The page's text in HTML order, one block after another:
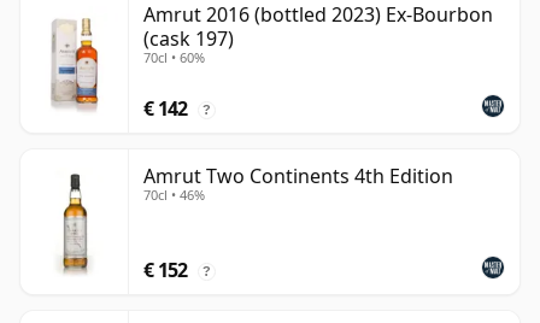
Amrut 2016 (bottled 2023) Ex-Bourbon
(cask 197)
70cl • 60%
€ 142 ?
Amrut Two Continents 4th Edition
70cl • 46%
€ 152 ?